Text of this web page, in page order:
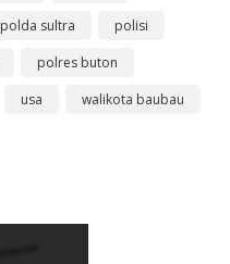
polda sultra
polisi
polres buton
usa
walikota baubau